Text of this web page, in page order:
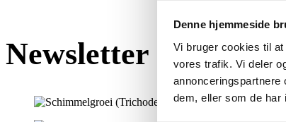
Denne hjemmeside
Vi bruger cookies til
vores trafik. Vi deler
annonceringspartnere
dem, eller som de har
Newsletter sign-up